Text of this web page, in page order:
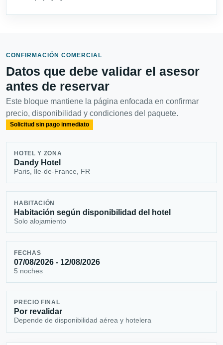
CONFIRMACIÓN COMERCIAL
Datos que debe validar el asesor
antes de reservar
Este bloque mantiene la página enfocada en confirmar
precio, disponibilidad y condiciones del paquete.
Solicitud sin pago inmediato
HOTEL Y ZONA
Dandy Hotel
Paris, Île-de-France, FR
HABITACIÓN
Habitación según disponibilidad del hotel
Solo alojamiento
FECHAS
07/08/2026 - 12/08/2026
5 noches
PRECIO FINAL
Por revalidar
Depende de disponibilidad aérea y hotelera